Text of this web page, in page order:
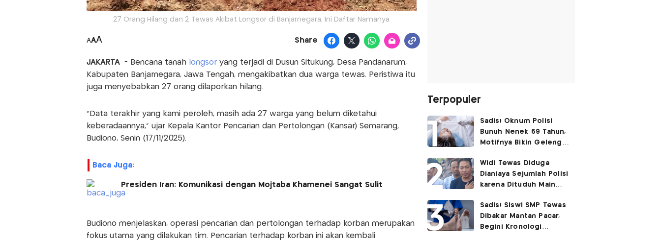
27 Orang Hilang dan 2 Tewas Akibat Longsor di Banjarnegara, Ini Daftar Namanya
AAA Share
JAKARTA - Bencana tanahlongsoryang terjadi di Dusun Situkung, Desa Pandanarum,
Kabupaten Banjarnegara, Jawa Tengah, mengakibatkan dua warga tewas. Peristiwa itu
juga menyebabkan 27 orang dilaporkan hilang.
"Data terakhir yang kami peroleh, masih ada 27 warga yang belum diketahui
keberadaannya," ujar Kepala Kantor Pencarian dan Pertolongan (Kansar) Semarang,
Budiono, Senin (17/11/2025).
Baca Juga:
Presiden Iran: Komunikasi dengan Mojtaba Khamenei Sangat Sulit
Budiono menjelaskan, operasi pencarian dan pertolongan terhadap korban merupakan
fokus utama yang dilakukan tim. Pencarian terhadap korban ini akan kembali
Terpopuler
Sadis! Oknum Polisi
Bunuh Nenek 69 Tahun,
Motifnya Bikin Geleng
Widi Tewas Diduga
Dianiaya Sejumlah Polisi
karena Dituduh Main
Sadis! Siswi SMP Tewas
Dibakar Mantan Pacar,
Begini Kronologi